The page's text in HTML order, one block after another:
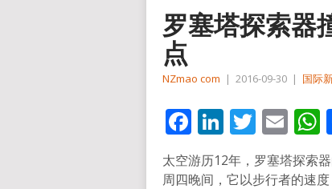
罗塞塔探索器
点
NZmao com | 2016-09-30 | 国际
Facebook
LinkedIn
太空游历12年，罗塞塔探索
周四晚间，它以步行者的速